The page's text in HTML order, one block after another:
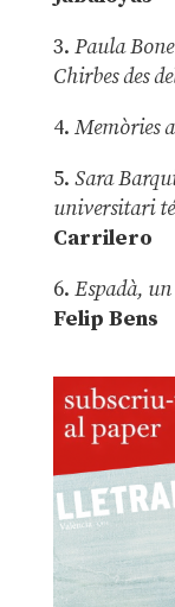
3. Paula
Chirbes des
4. Memòries
5. Sara
universitari
Carrilero
6. Espadà,
Felip Bens